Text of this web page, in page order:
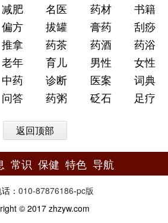
减肥 名医 药材
书籍
偏方 拔罐 膏药
刮痧
推拿 药茶 药酒
药浴
老年 育儿 男性
女性
中药 诊断 医案
词典
问答 药粥 砭石 足疗
返回顶部
常识 保健 特色 导航
： 010-87876186-pc版
© 2017 zhzyw.com